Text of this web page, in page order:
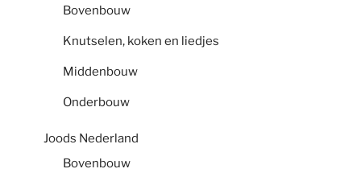
Bovenbouw
Knutselen, koken en liedjes
Middenbouw
Onderbouw
Joods Nederland
Bovenbouw